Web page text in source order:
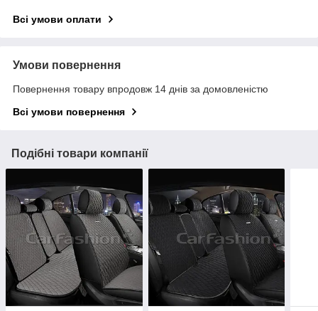
Всі умови оплати
Умови повернення
Повернення товару впродовж 14 днів за домовленістю
Всі умови повернення
Подібні товари компанії